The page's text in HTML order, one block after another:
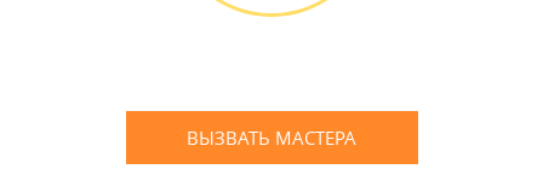
ВЫЗВАТЬ МАСТЕРА